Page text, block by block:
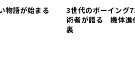
物語が始まる
3世代のボーイング
術者が語る 機体進
裏